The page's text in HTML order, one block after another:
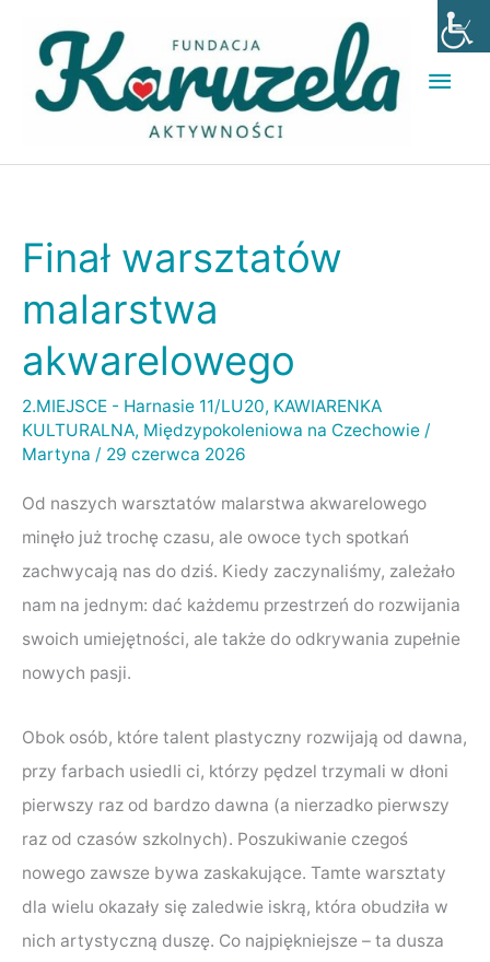
treści
Finał warsztatów
malarstwa
akwarelowego
2.MIEJSCE - Harnasie 11/LU20, KAWIARENKA
KULTURALNA, Międzypokoleniowa na Czechowie /
Martyna / 29 czerwca 2026
Od naszych warsztatów malarstwa akwarelowego
minęło już trochę czasu, ale owoce tych spotkań
zachwycają nas do dziś. Kiedy zaczynaliśmy, zależało
nam na jednym: dać każdemu przestrzeń do rozwijania
swoich umiejętności, ale także do odkrywania zupełnie
nowych pasji.
Obok osób, które talent plastyczny rozwijają od dawna,
przy farbach usiedli ci, którzy pędzel trzymali w dłoni
pierwszy raz od bardzo dawna (a nierzadko pierwszy
raz od czasów szkolnych). Poszukiwanie czegoś
nowego zawsze bywa zaskakujące. Tamte warsztaty
dla wielu okazały się zaledwie iskrą, która obudziła w
nich artystyczną duszę. Co najpiękniejsze – ta dusza
Finał
malarstwa
akwarelowego